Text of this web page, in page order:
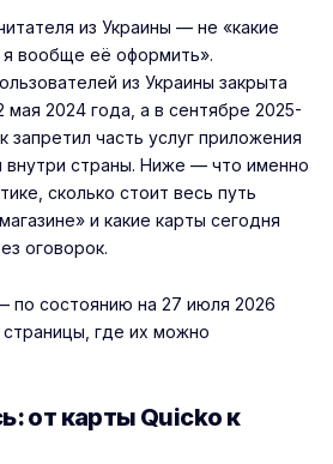
из Украины — не «какие
я вообще её оформить».
из Украины закрыта
мая 2024 года, а в сентябре 2025-
запретил часть услуг приложения
внутри страны. Ниже — что именно
сколько стоит весь путь
и какие карты сегодня
оговорок.
по состоянию на 27 июля 2026
где их можно
от карты Quicko к